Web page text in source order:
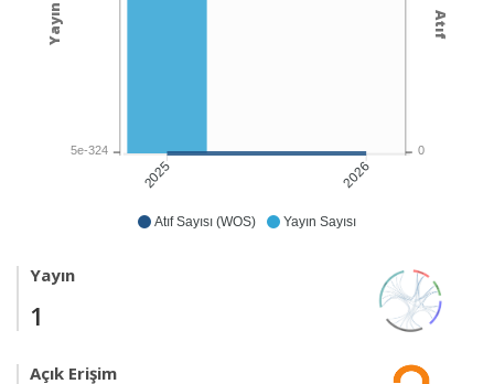
Atıf Sayısı (WOS) Yayın Sayısı
2025 2026
0
Atıf
5e-324
Yayın
Yayın
1
Açık Erişim